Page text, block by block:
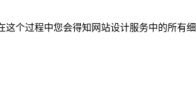
个过程中您会得知网站设计服务中的所有